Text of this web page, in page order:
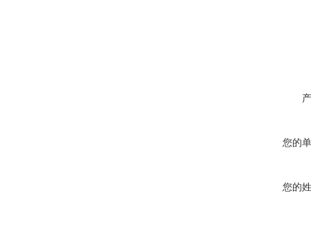
您的
您的